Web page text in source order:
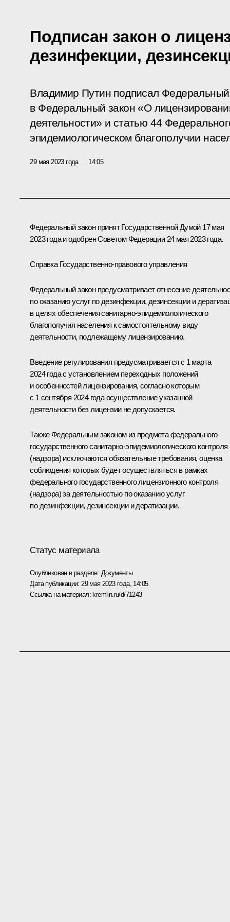
Подписан закон о
дезинфекции,
Владимир Путин подписал
в Федеральный закон «О
деятельности» и статью 44
эпидемиологическом благополучии
29 мая 2023 года 14:05
Федеральный закон принят Государственной Думой 17 мая
2023 года и одобрен Советом Федерации 24 мая 2023 года.
Справка Государственно-правового управления
Федеральный закон предусматривает отнесение
по оказанию услуг по дезинфекции, дезинсекции и
в целях обеспечения санитарно-эпидемиологического
благополучия населения к самостоятельному виду
деятельности, подлежащему лицензированию.
Введение регулирования предусматривается с 1 марта
2024 года с установлением переходных положений
и особенностей лицензирования, согласно которым
с 1 сентября 2024 года осуществление указанной
деятельности без лицензии не допускается.
Также Федеральным законом из предмета федерального
государственного санитарно-эпидемиологического контроля
(надзора) исключаются обязательные требования, оценка
соблюдения которых будет осуществляться в рамках
федерального государственного лицензионного контроля
(надзора) за деятельностью по оказанию услуг
по дезинфекции, дезинсекции и дератизации.
Статус материала
Опубликован в разделе: Документы
Дата публикации: 29 мая 2023 года, 14:05
Ссылка на материал: kremlin.ru/d/71243